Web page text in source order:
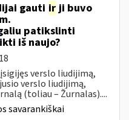
gauti irji buvo
patikslinti
iš naujo?
verslo liudijimą,
verslo liudijimą,
(toliau – Žurnalas)....
savarankiškai